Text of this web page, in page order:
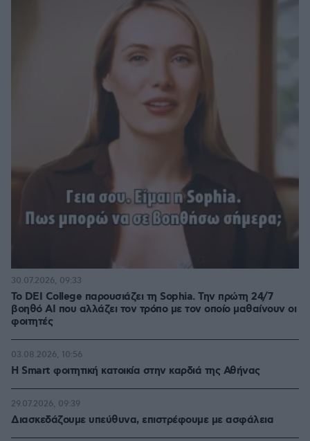
Το DEI College παρουσιάζει τη Sophia. Την πρώτη 24/7
βοηθό AI που αλλάζει τον τρόπο με τον οποίο μαθαίνουν οι
φοιτητές
30.07.2026, 09:33
Η Smart φοιτητική κατοικία στην καρδιά της Αθήνας
03.08.2026, 10:56
Διασκεδάζουμε υπεύθυνα, επιστρέφουμε με ασφάλεια
29.07.2026, 09:39